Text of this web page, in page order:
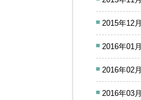
2015年12月
2016年01月
2016年02月
2016年03月